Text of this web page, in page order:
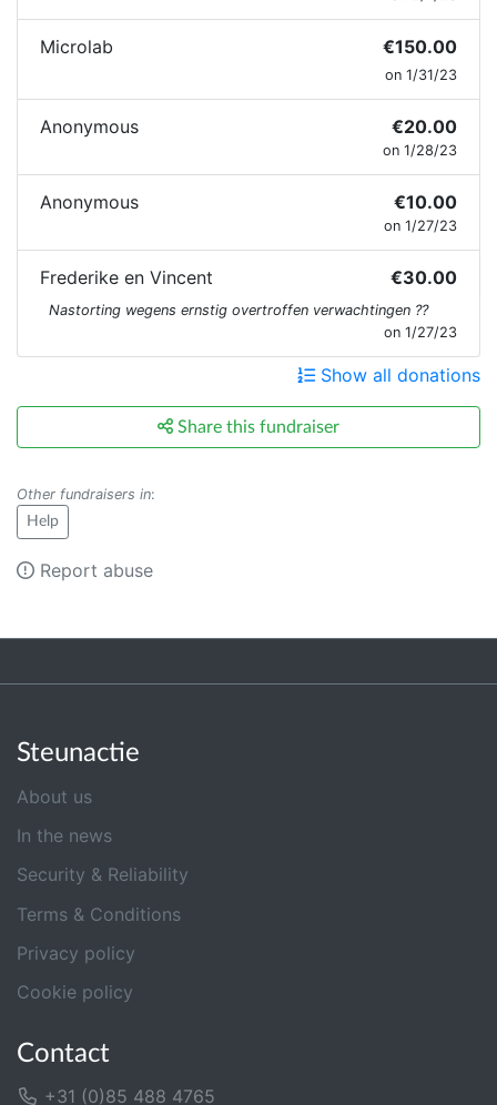
Microlab €150.00
on 1/31/23
Anonymous €20.00
on 1/28/23
Anonymous €10.00
on 1/27/23
Frederike en Vincent €30.00
Nastorting wegens ernstig overtroffen verwachtingen ??
on 1/27/23
Show all donations
Share this fundraiser
Other fundraisers in:
Help
Report abuse
Steunactie
About us
In the news
Security & Reliability
Terms & Conditions
Privacy policy
Cookie policy
Contact
+31 (0)85 488 4765